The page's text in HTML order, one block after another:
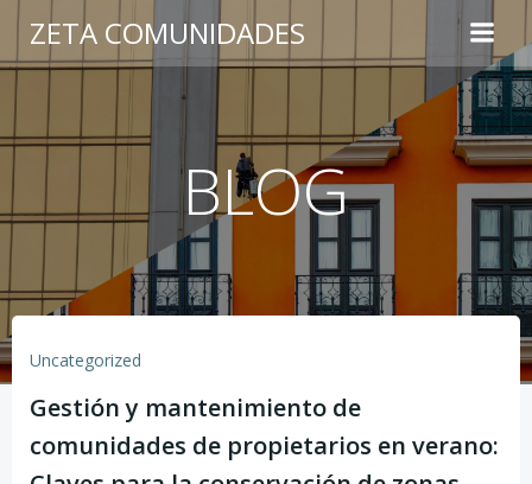
al
contenido
ZETA COMUNIDADES
BLOG
Uncategorized
Gestión y mantenimiento de
comunidades de propietarios en verano: